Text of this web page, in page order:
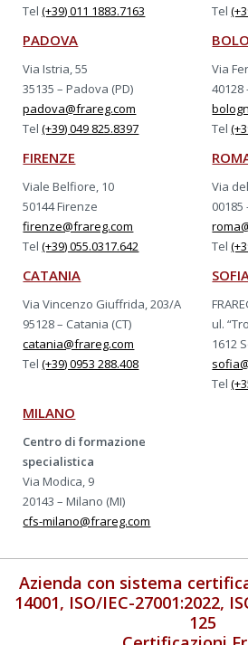
Tel(+39) 011 1883.7163
Tel
PADOVA
Via Istria, 55
35135 – Padova (PD)
padova@frareg.com
Tel(+39) 049 825.8397
Via
40128
Tel
FIRENZE
Viale Belfiore, 10
50144 Firenze
firenze@frareg.com
Tel(+39) 055.0317.642
Via
00185
Tel
CATANIA
Via Vincenzo Giuffrida, 203/A
95128 – Catania (CT)
catania@frareg.com
Tel(+39) 0953 288.408
ul.
1612
Tel
MILANO
Centro di formazione
specialistica
Via Modica, 9
20143 – Milano (MI)
cfs-milano@frareg.com
Azienda con sistema
14001, ISO/IEC-27001:2022,
125